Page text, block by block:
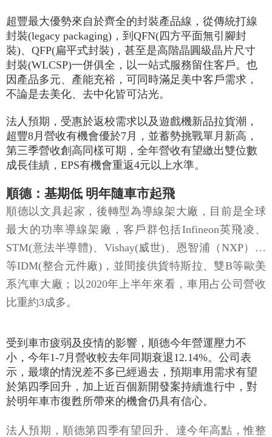
超豐最大優勢來自於齊全的封裝產品線，從傳統打線
封裝(legacy packaging)，到QFN(四方平面無引腳封
裝)、QFP(扁平式封裝)，甚至是高階晶圓級晶片尺寸
封裝(WLCSP)一併俱全，以一站式服務留住客戶。也
因產品多元、產能充裕，可同時滿足美中客戶需求，
不論是去美化、去中化皆可沾光。
法人預期，受惠於返校需求以及遊戲機新品拉貨潮，
超豐8月營收有機會優於7月，並蓄勢挑戰單月新高，
第三季營收創高同樣可期，全年營收有望繳出雙位數
成長佳績，EPS有機會重返4元以上水準。
順德：基期低 明年隨車市起飛
順德以文具起家，後轉型為導線架大廠，目前是全球
最大的功率導線架廠，客戶群包括Infineon英飛凌、
STM(意法半導體)、Vishay(威世)、恩智浦（NXP）…
等IDM(整合元件廠)，並間接供貨特斯拉、雙B等歐美
系汽車大廠；以2020年上半年來看，車用占公司營收
比重約3成多。
受到車市疲弱及疫情的影響，順德今年營運壓力不
小，今年1-7月營收較去年同期衰退12.14%。公司表
示，最壞的情況差不多已經過去，預期車用需求有望
於第四季回升，加上近百個新開發案持續進行中，對
於明年車市復甦所帶來的機會仍具有信心。
法人預期，順德第四季有望回升、達今年高點，惟整